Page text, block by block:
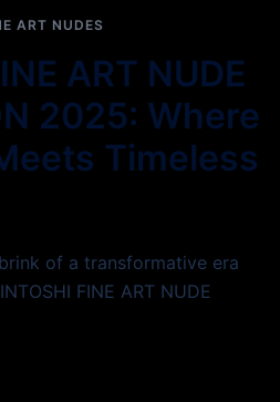
ART NUDES
ART NUDE
2025: Where
Timeless
of a transformative era
FINE ART NUDE